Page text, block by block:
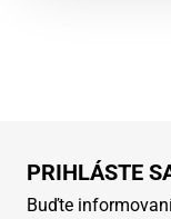
PRIHLÁSTE
Buďte